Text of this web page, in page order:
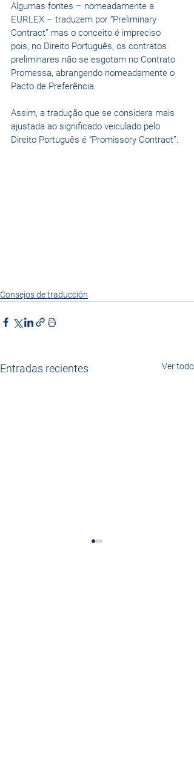
Algumas fontes – nomeadamente a
EURLEX – traduzem por “Preliminary
Contract” mas o conceito é impreciso
pois, no Direito Português, os contratos
preliminares não se esgotam no Contrato
Promessa, abrangendo nomeadamente o
Pacto de Preferência.
Assim, a tradução que se considera mais
ajustada ao significado veiculado pelo
Direito Português é “Promissory Contract”.
Consejos de traducción
Entradas recientes Ver todo